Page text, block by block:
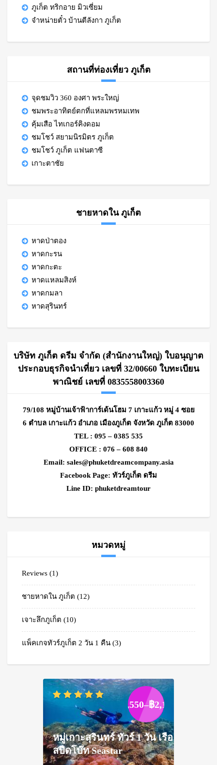
ภูเก็ต ทริกอาย มิวเซี่ยม
จำหน่ายตั๋ว บ้านตีลังกา ภูเก็ต
สถานที่ท่องเที่ยว ภูเก็ต
จุดชมวิว 360 องศา พระใหญ่
ชมพระอาทิตย์ตกที่แหลมพรหมเทพ
คุ้มเสือ ไทเกอร์คิงดอม
ชมโชว์ สยามนิรมิตร ภูเก็ต
ชมโชว์ ภูเก็ต แฟนตาซี
เกาะตาชัย
ชายหาดใน ภูเก็ต
หาดป่าตอง
หาดกะรน
หาดกะตะ
หาดแหลมสิงห์
หาดกมลา
หาดสุรินทร์
บริษัท ภูเก็ต ดรีม จำกัด (สำนักงานใหญ่) ใบอนุญาต
ประกอบธุรกิจนำเที่ยว เลขที่ 32/00660 ใบทะเบียน
พาณิชย์ เลขที่ 0835558003360
79/108 หมู่บ้านเจ้าฟ้าการ์เด้นโฮม 7 เกาะแก้ว หมู่ 4 ซอย
6 ตำบล เกาะแก้ว อำเภอ เมืองภูเก็ต จังหวัด ภูเก็ต 83000
TEL : 095 – 0385 535
OFFICE : 076 – 608 840
Email: sales@phuketdreamcompany.asia
Facebook Page: ทัวร์ภูเก็ต ดรีม
Line ID: phuketdreamtour
หมวดหมู่
Reviews (1)
ชายหาดใน ภูเก็ต (12)
เจาะลึกภูเก็ต (10)
แพ็คเกจทัวร์ภูเก็ต 2 วัน 1 คืน (3)
฿ 1,550–฿2,100
หมู่เกาะสุรินทร์ ทัวร์ 1 วัน เรือ
สปีดโบ๊ท Seastar